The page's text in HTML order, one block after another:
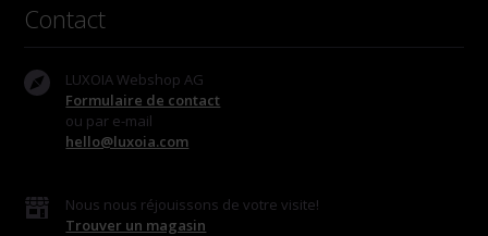
Contact
LUXOIA Webshop AG
Formulaire de contact
ou par e-mail
hello@luxoia.com
Nous nous réjouissons de votre visite!
Trouver un magasin